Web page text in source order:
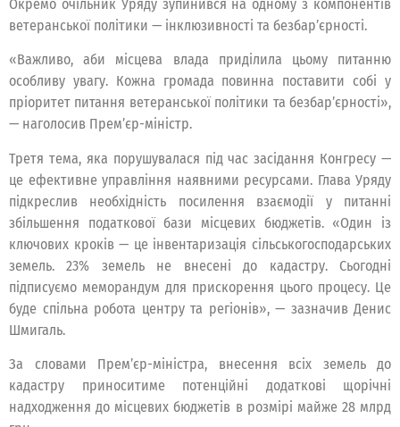
Окремо очільник Уряду зупинився на одному з компонентів
ветеранської політики — інклюзивності та безбар’єрності.
«Важливо, аби місцева влада приділила цьому питанню
особливу увагу. Кожна громада повинна поставити собі у
пріоритет питання ветеранської політики та безбар’єрності»,
— наголосив Прем’єр-міністр.
Третя тема, яка порушувалася під час засідання Конгресу —
це ефективне управління наявними ресурсами. Глава Уряду
підкреслив необхідність посилення взаємодії у питанні
збільшення податкової бази місцевих бюджетів. «Один із
ключових кроків — це інвентаризація сільськогосподарських
земель. 23% земель не внесені до кадастру. Сьогодні
підписуємо меморандум для прискорення цього процесу. Це
буде спільна робота центру та регіонів», — зазначив Денис
Шмигаль.
За словами Прем’єр-міністра, внесення всіх земель до
кадастру приноситиме потенційні додаткові щорічні
надходження до місцевих бюджетів в розмірі майже 28 млрд